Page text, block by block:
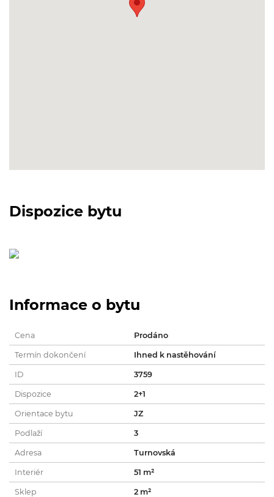
Dispozice bytu
Informace o bytu
Cena Prodáno
Termín dokončení Ihned k nastěhování
ID 3759
Dispozice 2+1
Orientace bytu JZ
Podlaží 3
Adresa Turnovská
Interiér 51 m²
Sklep 2 m²